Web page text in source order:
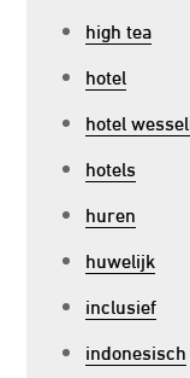
high tea
hotel
hotel
hotels
huren
huwelijk
inclusief
indonesisch